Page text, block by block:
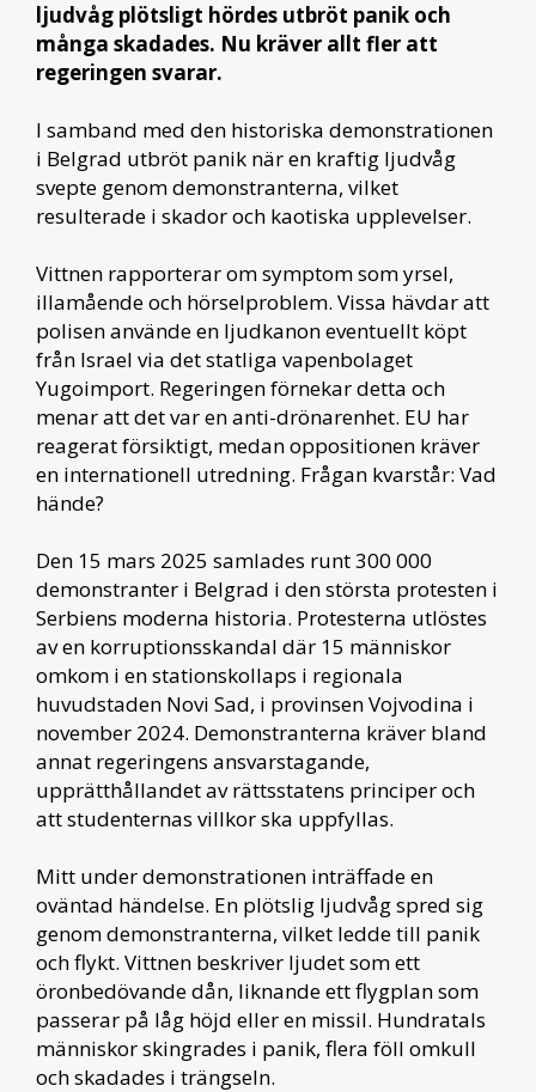
ljudvåg plötsligt hördes utbröt panik och
många skadades. Nu kräver allt fler att
regeringen svarar.
I samband med den historiska demonstrationen
i Belgrad utbröt panik när en kraftig ljudvåg
svepte genom demonstranterna, vilket
resulterade i skador och kaotiska upplevelser.
Vittnen rapporterar om symptom som yrsel,
illamående och hörselproblem. Vissa hävdar att
polisen använde en ljudkanon eventuellt köpt
från Israel via det statliga vapenbolaget
Yugoimport. Regeringen förnekar detta och
menar att det var en anti-drönarenhet. EU har
reagerat försiktigt, medan oppositionen kräver
en internationell utredning. Frågan kvarstår: Vad
hände?
Den 15 mars 2025 samlades runt 300 000
demonstranter i Belgrad i den största protesten i
Serbiens moderna historia. Protesterna utlöstes
av en korruptionsskandal där 15 människor
omkom i en stationskollaps i regionala
huvudstaden Novi Sad, i provinsen Vojvodina i
november 2024. Demonstranterna kräver bland
annat regeringens ansvarstagande,
upprätthållandet av rättsstatens principer och
att studenternas villkor ska uppfyllas.
Mitt under demonstrationen inträffade en
oväntad händelse. En plötslig ljudvåg spred sig
genom demonstranterna, vilket ledde till panik
och flykt. Vittnen beskriver ljudet som ett
öronbedövande dån, liknande ett flygplan som
passerar på låg höjd eller en missil. Hundratals
människor skingrades i panik, flera föll omkull
och skadades i trängseln.